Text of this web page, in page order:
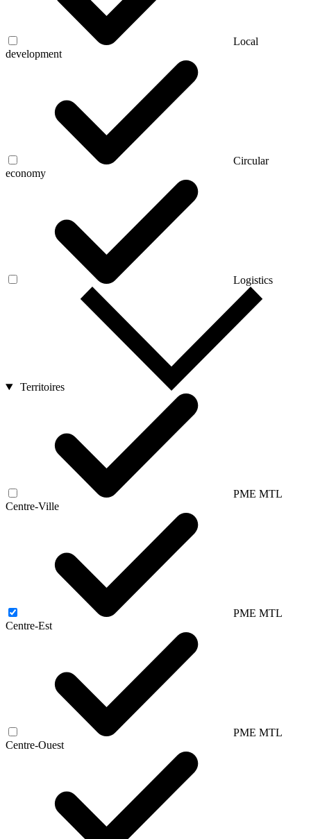
Local
development
Circular
economy
Logistics
Territoires
PME MTL
Centre-Ville
PME MTL
Centre-Est
PME MTL
Centre-Ouest